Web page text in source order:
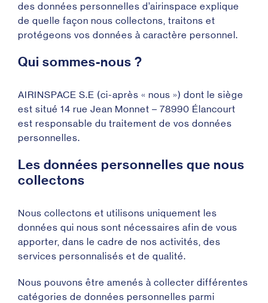
des données personnelles d’airinspace explique
de quelle façon nous collectons, traitons et
protégeons vos données à caractère personnel.
Qui sommes-nous ?
AIRINSPACE S.E (ci-après « nous ») dont le siège
est situé 14 rue Jean Monnet – 78990 Élancourt
est responsable du traitement de vos données
personnelles.
Les données personnelles que nous
collectons
Nous collectons et utilisons uniquement les
données qui nous sont nécessaires afin de vous
apporter, dans le cadre de nos activités, des
services personnalisés et de qualité.
Nous pouvons être amenés à collecter différentes
catégories de données personnelles parmi